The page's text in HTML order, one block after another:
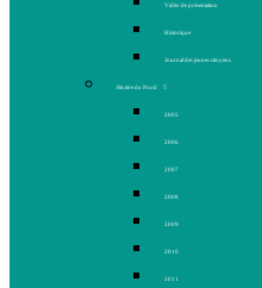
Vidéo de présentation
Historique
Journal des jeunes citoyens
Rivière du Nord
2005
2006
2007
2008
2009
2010
2011